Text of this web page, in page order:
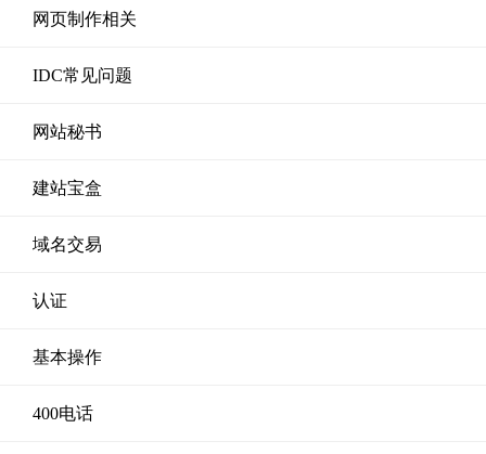
网页制作相关
IDC常见问题
网站秘书
建站宝盒
域名交易
认证
基本操作
400电话